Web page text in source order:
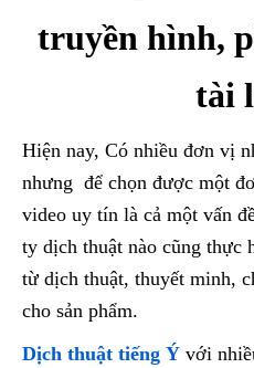
truyền hình,
tài
Hiện nay, Có nhiều đơn vị
nhưng để chọn được một
video uy tín là cả một vấn
ty dịch thuật nào cũng thực
từ dịch thuật, thuyết minh,
cho sản phẩm.
Dịch thuật tiếng Ý với